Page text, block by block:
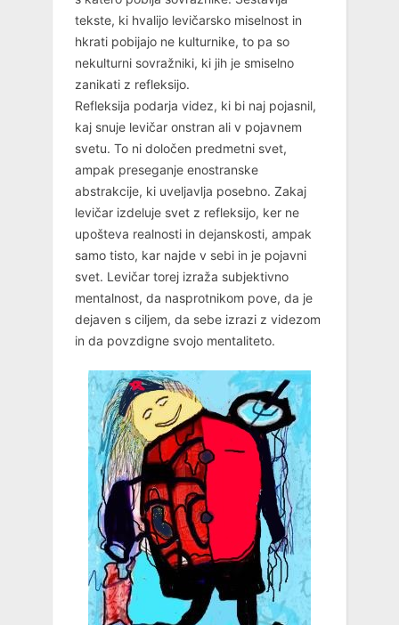
tekste, ki hvalijo levičarsko miselnost in
hkrati pobijajo ne kulturnike, to pa so
nekulturni sovražniki, ki jih je smiselno
zanikati z refleksijo.
Refleksija podarja videz, ki bi naj pojasnil,
kaj snuje levičar onstran ali v pojavnem
svetu. To ni določen predmetni svet,
ampak preseganje enostranske
abstrakcije, ki uveljavlja posebno. Zakaj
levičar izdeluje svet z refleksijo, ker ne
upošteva realnosti in dejanskosti, ampak
samo tisto, kar najde v sebi in je pojavni
svet. Levičar torej izraža subjektivno
mentalnost, da nasprotnikom pove, da je
dejaven s ciljem, da sebe izrazi z videzom
in da povzdigne svojo mentaliteto.